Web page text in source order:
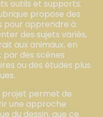
outils et supports.
propose des
pour apprendre à
des sujets variés,
aux animaux, en
par des scènes
ou des études plus
projet permet de
une approche
du dessin, que ce